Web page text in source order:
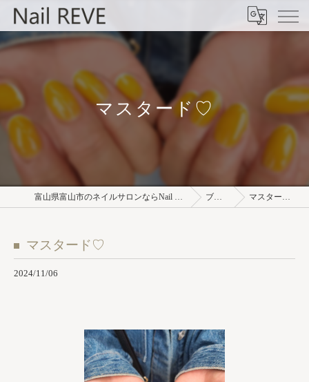
マスタード♡
富山県富山市のネイルサロンならNail REVE ブログ マスタード♡
マスタード♡
2024/11/06